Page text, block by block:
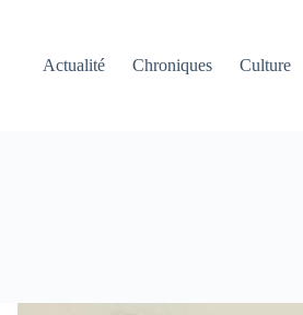
Actualité
Chroniques Culture